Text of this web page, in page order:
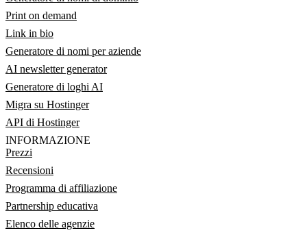
Print on demand
Link in bio
Generatore di nomi per aziende
AI newsletter generator
Generatore di loghi AI
Migra su Hostinger
API di Hostinger
INFORMAZIONE
Prezzi
Recensioni
Programma di affiliazione
Partnership educativa
Elenco delle agenzie